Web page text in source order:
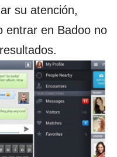
su atención,
entrar en Badoo no